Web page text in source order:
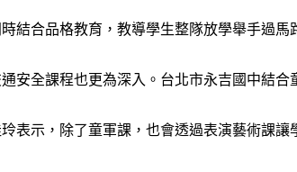
結合品格教育，教導學生整隊放學舉手過
安全課程也更為深入。台北市永吉國中結
表示，除了童軍課，也會透過表演藝術課